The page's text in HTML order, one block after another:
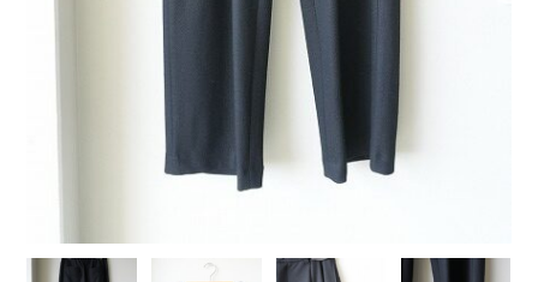
crepuscule【クレプスキュール】
Denis&Anna【ドニ&アンナ】
DOEK【ドゥック】
Garden of eden【ガーデン オブ エデン】
HAAL【ハール】